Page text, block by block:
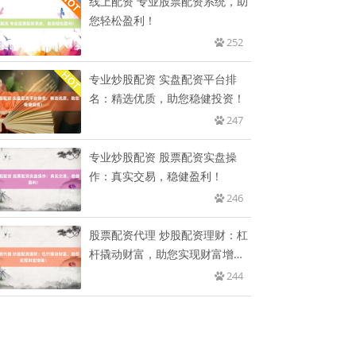
您轻松盈利！
252
专业炒股配资 实盘配资平台排
名：精选优质，助您稳健投资！
247
专业炒股配资 股票配资实盘操
作：真实交易，稳健盈利！
246
股票配资代理 炒股配资理财：杠
杆撬动财富，助您实现财富增
244